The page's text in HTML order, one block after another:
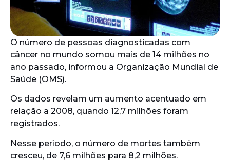
O número de pessoas diagnosticadas com
câncer no mundo somou mais de 14 milhões no
ano passado, informou a Organização Mundial de
Saúde (OMS).
Os dados revelam um aumento acentuado em
relação a 2008, quando 12,7 milhões foram
registrados.
Nesse período, o número de mortes também
cresceu, de 7,6 milhões para 8,2 milhões.